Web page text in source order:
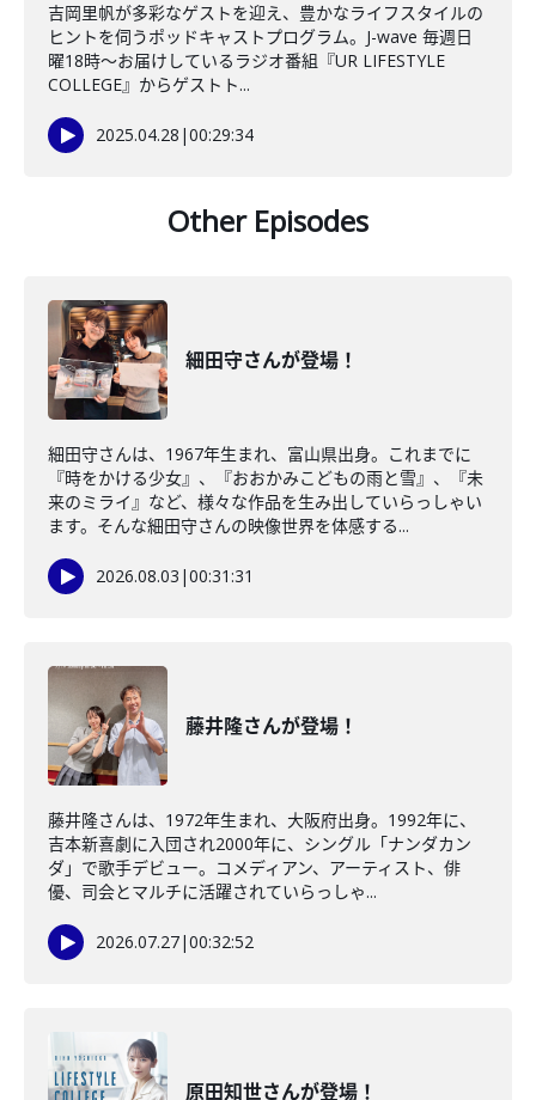
吉岡里帆が多彩なゲストを迎え、豊かなライフスタイルの
ヒントを伺うポッドキャストプログラム。J-wave 毎週日
曜18時～お届けしているラジオ番組『UR LIFESTYLE
COLLEGE』からゲストト...
2025.04.28 |00:29:34
Other Episodes
細田守さんが登場！
細田守さんは、1967年生まれ、富山県出身。これまでに
『時をかける少女』、『おおかみこどもの雨と雪』、『未
来のミライ』など、様々な作品を生み出していらっしゃい
ます。そんな細田守さんの映像世界を体感する...
2026.08.03 |00:31:31
藤井隆さんが登場！
藤井隆さんは、1972年生まれ、大阪府出身。1992年に、
吉本新喜劇に入団され2000年に、シングル「ナンダカン
ダ」で歌手デビュー。コメディアン、アーティスト、俳
優、司会とマルチに活躍されていらっしゃ...
2026.07.27|00:32:52
原田知世さんが登場！